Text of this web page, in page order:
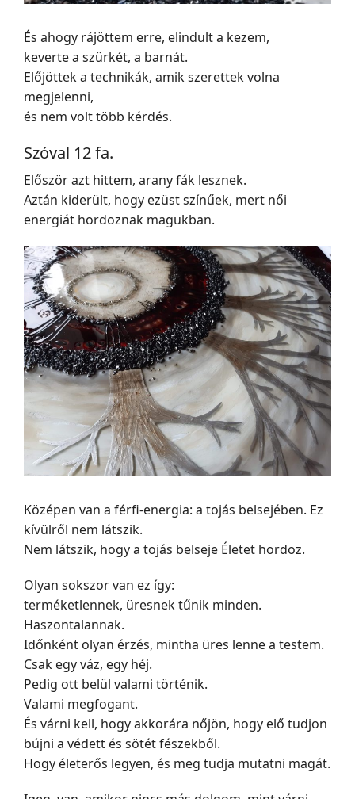
És ahogy rájöttem erre, elindult a kezem,
keverte a szürkét, a barnát.
Előjöttek a technikák, amik szerettek volna
megjelenni,
és nem volt több kérdés.
Szóval 12 fa.
Először azt hittem, arany fák lesznek.
Aztán kiderült, hogy ezüst színűek, mert női
energiát hordoznak magukban.
Középen van a férfi-energia: a tojás belsejében. Ez
kívülről nem látszik.
Nem látszik, hogy a tojás belseje Életet hordoz.
Olyan sokszor van ez így:
terméketlennek, üresnek tűnik minden.
Haszontalannak.
Időnként olyan érzés, mintha üres lenne a testem.
Csak egy váz, egy héj.
Pedig ott belül valami történik.
Valami megfogant.
És várni kell, hogy akkorára nőjön, hogy elő tudjon
bújni a védett és sötét fészekből.
Hogy életerős legyen, és meg tudja mutatni magát.